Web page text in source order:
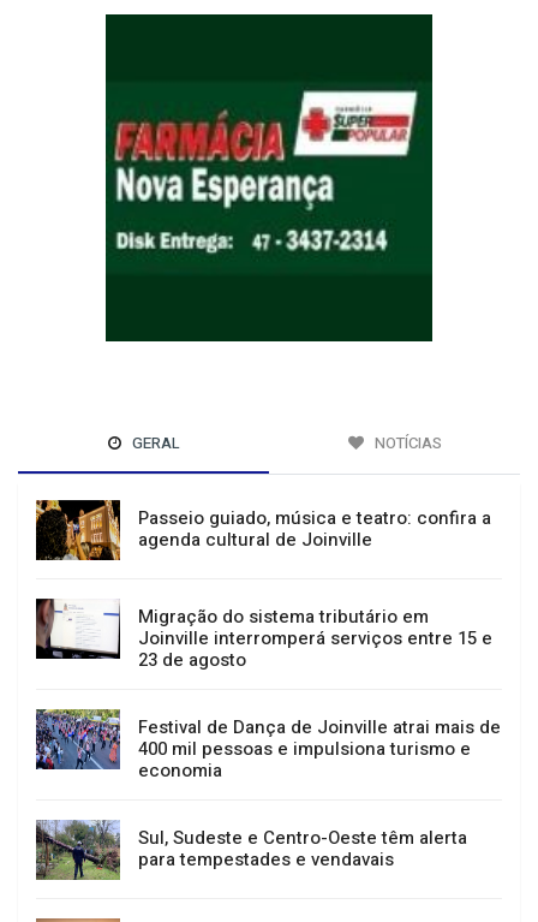
GERAL NOTÍCIAS
Passeio guiado, música e teatro: confira a
agenda cultural de Joinville
Migração do sistema tributário em
Joinville interromperá serviços entre 15 e
23 de agosto
Festival de Dança de Joinville atrai mais de
400 mil pessoas e impulsiona turismo e
economia
Sul, Sudeste e Centro-Oeste têm alerta
para tempestades e vendavais